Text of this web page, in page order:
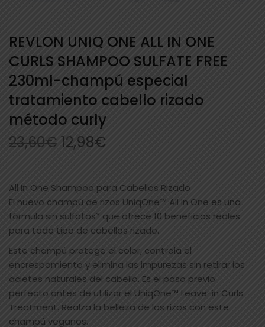
REVLON UNIQ ONE ALL IN ONE
CURLS SHAMPOO SULFATE FREE
230ml-champú especial
tratamiento cabello rizado
método curly
23,60€12,98€
All In One Shampoo para Cabellos Rizado
El nuevo champú de rizos UniqOne™ All In One es una
fórmula sin sulfatos* que ofrece 10 beneficios reales
para todo tipo de cabellos rizado.
Este champú protege el color, controla el
encrespamiento y elimina las impurezas sin retirar los
acietes naturales del cabello. Es el paso previo
perfecto antes de utilizar el UniqOne™ Leave-in Curls
Treatment. Realza la belleza de los rizos con este
champú veganos.